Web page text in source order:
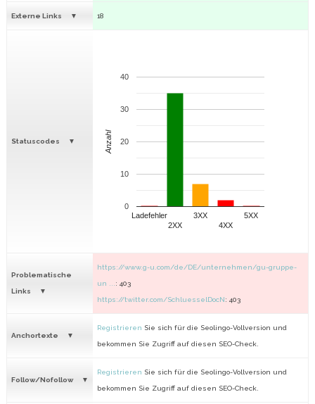
Externe Links 18
Statuscodes
Ladefehler
2XX
3XX
4XX
5XX
0
10
20
30
40
Anzahl
Problematische
Links
https://www.g-u.com/de/DE/unternehmen/gu-gruppe-
un ... : 403
https://twitter.com/SchluesselDocN: 403
Anchortexte
Registrieren Sie sich für die Seolingo-Vollversion und
bekommen Sie Zugriff auf diesen SEO-Check.
Follow/Nofollow
Registrieren Sie sich für die Seolingo-Vollversion und
bekommen Sie Zugriff auf diesen SEO-Check.